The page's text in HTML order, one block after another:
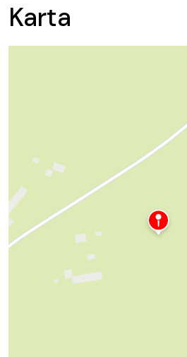
Karta